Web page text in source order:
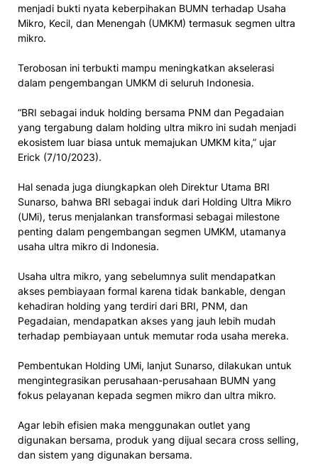
menjadi bukti nyata keberpihakan BUMN terhadap Usaha
Mikro, Kecil, dan Menengah (UMKM) termasuk segmen ultra
mikro.
Terobosan ini terbukti mampu meningkatkan akselerasi
dalam pengembangan UMKM di seluruh Indonesia.
“BRI sebagai induk holding bersama PNM dan Pegadaian
yang tergabung dalam holding ultra mikro ini sudah menjadi
ekosistem luar biasa untuk memajukan UMKM kita,” ujar
Erick (7/10/2023).
Hal senada juga diungkapkan oleh Direktur Utama BRI
Sunarso, bahwa BRI sebagai induk dari Holding Ultra Mikro
(UMi), terus menjalankan transformasi sebagai milestone
penting dalam pengembangan segmen UMKM, utamanya
usaha ultra mikro di Indonesia.
Usaha ultra mikro, yang sebelumnya sulit mendapatkan
akses pembiayaan formal karena tidak bankable, dengan
kehadiran holding yang terdiri dari BRI, PNM, dan
Pegadaian, mendapatkan akses yang jauh lebih mudah
terhadap pembiayaan untuk memutar roda usaha mereka.
Pembentukan Holding UMi, lanjut Sunarso, dilakukan untuk
mengintegrasikan perusahaan-perusahaan BUMN yang
fokus pelayanan kepada segmen mikro dan ultra mikro.
Agar lebih efisien maka menggunakan outlet yang
digunakan bersama, produk yang dijual secara cross selling,
dan sistem yang digunakan bersama.